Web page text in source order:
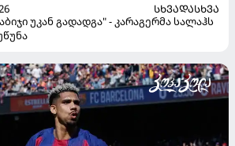
ᲡᲮᲕᲐᲓᲐᲡᲮᲕᲐ
უკან გადადგა" - კარაგერმა სალაჰს